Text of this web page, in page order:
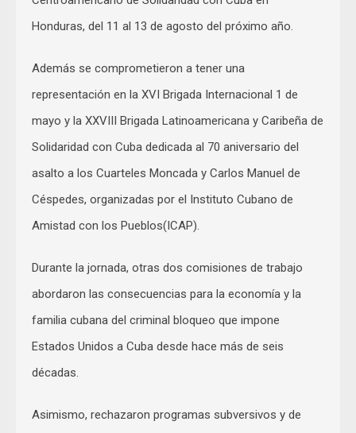
Honduras, del 11 al 13 de agosto del próximo año.
Además se comprometieron a tener una
representación en la XVI Brigada Internacional 1 de
mayo y la XXVIII Brigada Latinoamericana y Caribeña de
Solidaridad con Cuba dedicada al 70 aniversario del
asalto a los Cuarteles Moncada y Carlos Manuel de
Céspedes, organizadas por el Instituto Cubano de
Amistad con los Pueblos(ICAP).
Durante la jornada, otras dos comisiones de trabajo
abordaron las consecuencias para la economía y la
familia cubana del criminal bloqueo que impone
Estados Unidos a Cuba desde hace más de seis
décadas.
Asimismo, rechazaron programas subversivos y de